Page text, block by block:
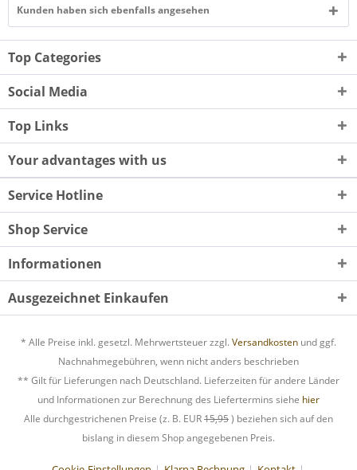
Kunden haben sich ebenfalls angesehen
Top Categories
Social Media
Top Links
Your advantages with us
Service Hotline
Shop Service
Informationen
Ausgezeichnet Einkaufen
* Alle Preise inkl. gesetzl. Mehrwertsteuer zzgl. Versandkosten und ggf.
Nachnahmegebühren, wenn nicht anders beschrieben
** Gilt für Lieferungen nach Deutschland. Lieferzeiten für andere Länder
und Informationen zur Berechnung des Liefertermins siehe hier
Alle durchgestrichenen Preise (z. B. EUR15,95) beziehen sich auf den
bislang in diesem Shop angegebenen Preis.